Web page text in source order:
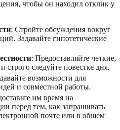
чтобы он находил отклик у
: Стройте обсуждения вокруг
Задавайте гипотетические
: Предоставляйте четкие,
следуйте повестке дня.
возможности для
и совместной работы.
им время на
перед тем, как запрашивать
почте или в общем